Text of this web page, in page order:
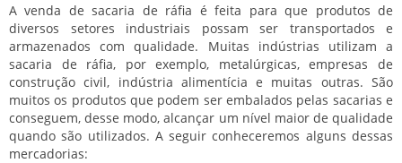
Avenda de sacaria de ráfia é feita para que produtos de
diversos setores industriais possam ser transportados e
armazenados com qualidade. Muitas indústrias utilizam a
sacaria de ráfia, por exemplo, metalúrgicas, empresas de
construção civil, indústria alimentícia e muitas outras. São
muitos os produtos que podem ser embalados pelas sacarias e
conseguem, desse modo, alcançar um nível maior de qualidade
quando são utilizados. A seguir conheceremos alguns dessas
mercadorias: